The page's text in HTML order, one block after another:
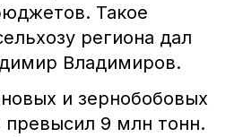
Такое
региона дал
Владимиров.
и зернобобовых
превысил 9 млн тонн.